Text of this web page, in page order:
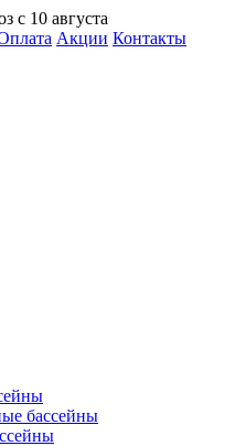
с 10 августа
Акции Контакты
бассейны